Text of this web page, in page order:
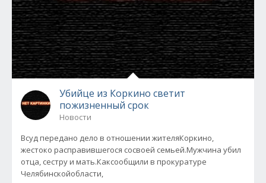
Убийце из Коркино светит
пожизненный срок
Новости
Всуд передано дело в отношении жителяКоркино,
жестоко расправившегося сосвоей семьей.Мужчина убил
отца, сестру и мать.Каксообщили в прокуратуре
Челябинскойобласти,